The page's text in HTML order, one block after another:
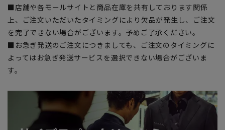
■店舗や各モールサイトと商品在庫を共有しております関係
上、ご注文いただいたタイミングにより欠品が発生し、ご注文
を完了できない場合がございます。予めご了承ください。
■お急ぎ発送のご注文につきましても、ご注文のタイミングに
よってはお急ぎ発送サービスを選択できない場合がございま
す。